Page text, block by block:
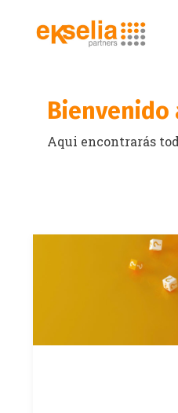
Aqui encontrarás